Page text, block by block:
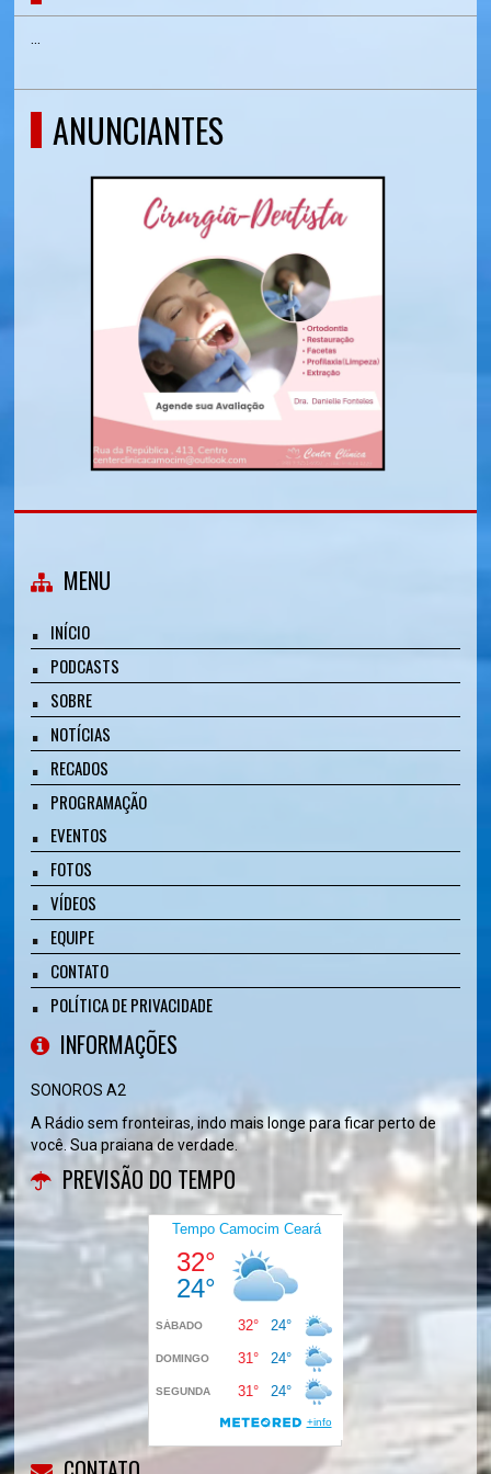
...
ANUNCIANTES
MENU
INÍCIO
PODCASTS
SOBRE
NOTÍCIAS
RECADOS
PROGRAMAÇÃO
EVENTOS
FOTOS
VÍDEOS
EQUIPE
CONTATO
POLÍTICA DE PRIVACIDADE
INFORMAÇÕES
SONOROS A2
A Rádio sem fronteiras, indo mais longe para ficar perto de
você. Sua praiana de verdade.
PREVISÃO DO TEMPO